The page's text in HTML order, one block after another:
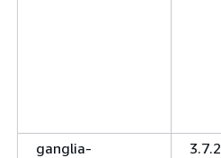
ganglia-
3.7.2